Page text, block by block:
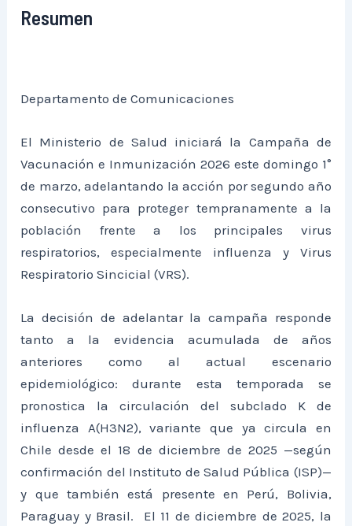
Resumen
Departamento de Comunicaciones
El Ministerio de Salud iniciará la Campaña de
Vacunación e Inmunización 2026 este domingo 1°
de marzo, adelantando la acción por segundo año
consecutivo para proteger tempranamente a la
población frente a los principales virus
respiratorios, especialmente influenza y Virus
Respiratorio Sincicial (VRS).
La decisión de adelantar la campaña responde
tanto a la evidencia acumulada de años
anteriores como al actual escenario
epidemiológico: durante esta temporada se
pronostica la circulación del subclado K de
influenza A(H3N2), variante que ya circula en
Chile desde el 18 de diciembre de 2025 —según
confirmación del Instituto de Salud Pública (ISP)—
y que también está presente en Perú, Bolivia,
Paraguay y Brasil. El 11 de diciembre de 2025, la